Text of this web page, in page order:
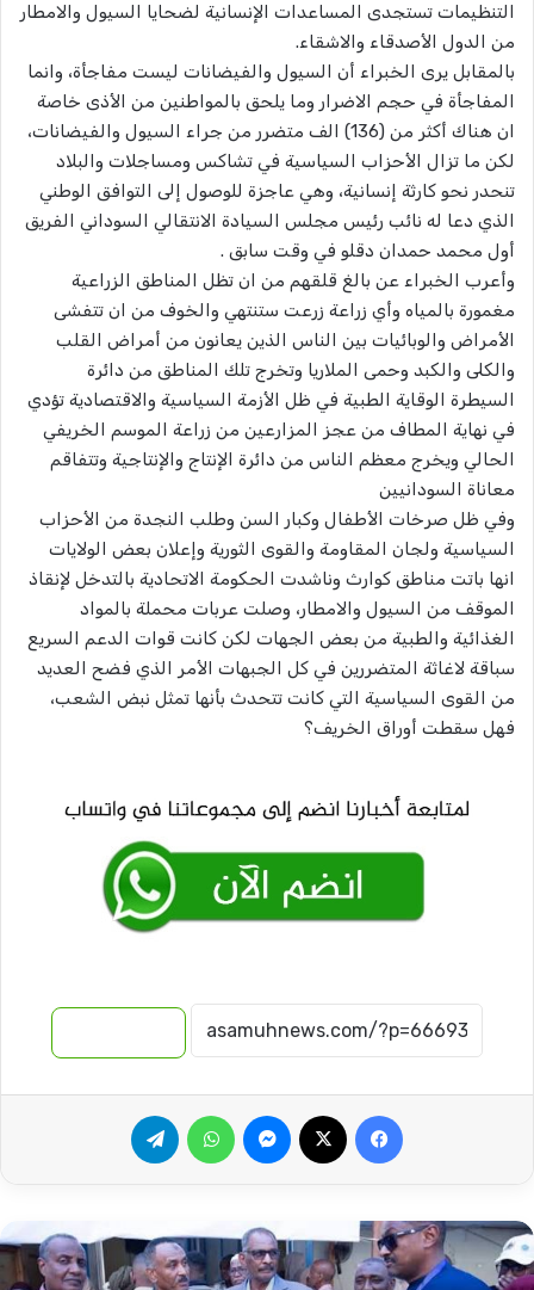
التنظيمات تستجدى المساعدات الإنسانية لضحايا السيول والامطار
من الدول الأصدقاء والاشقاء.
بالمقابل يرى الخبراء أن السيول والفيضانات ليست مفاجأة، وانما
المفاجأة في حجم الاضرار وما يلحق بالمواطنين من الأذى خاصة
ان هناك أكثر من (136) الف متضرر من جراء السيول والفيضانات،
لكن ما تزال الأحزاب السياسية في تشاكس ومساجلات والبلاد
تنحدر نحو كارثة إنسانية، وهي عاجزة للوصول إلى التوافق الوطني
الذي دعا له نائب رئيس مجلس السيادة الانتقالي السوداني الفريق
أول محمد حمدان دقلو في وقت سابق .
وأعرب الخبراء عن بالغ قلقهم من ان تظل المناطق الزراعية
مغمورة بالمياه وأي زراعة زرعت ستنتهي والخوف من ان تتفشى
الأمراض والوبائيات بين الناس الذين يعانون من أمراض القلب
والكلى والكبد وحمى الملاريا وتخرج تلك المناطق من دائرة
السيطرة الوقاية الطبية في ظل الأزمة السياسية والاقتصادية تؤدي
في نهاية المطاف من عجز المزارعين من زراعة الموسم الخريفي
الحالي ويخرج معظم الناس من دائرة الإنتاج والإنتاجية وتتفاقم
معاناة السودانيين
وفي ظل صرخات الأطفال وكبار السن وطلب النجدة من الأحزاب
السياسية ولجان المقاومة والقوى الثورية وإعلان بعض الولايات
انها باتت مناطق كوارث وناشدت الحكومة الاتحادية بالتدخل لإنقاذ
الموقف من السيول والامطار، وصلت عربات محملة بالمواد
الغذائية والطبية من بعض الجهات لكن كانت قوات الدعم السريع
سباقة لاغاثة المتضررين في كل الجبهات الأمر الذي فضح العديد
من القوى السياسية التي كانت تتحدث بأنها تمثل نبض الشعب،
فهل سقطت أوراق الخريف؟
فيسبوك ماسنجر واتساب